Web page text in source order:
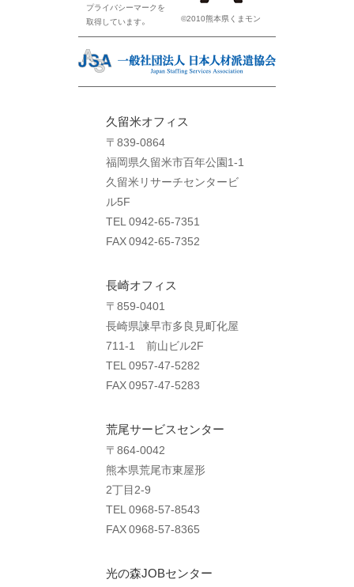
プライバシーマークを
取得しています。
©2010熊本県くまモン
久留米オフィス
〒839-0864
福岡県久留米市百年公園1-1
久留米リサーチセンタービ
ル5F
TEL 0942-65-7351
FAX 0942-65-7352
長崎オフィス
〒859-0401
長崎県諫早市多良見町化屋
711-1 前山ビル2F
TEL 0957-47-5282
FAX 0957-47-5283
荒尾サービスセンター
〒864-0042
熊本県荒尾市東屋形
2丁目2-9
TEL 0968-57-8543
FAX 0968-57-8365
光の森JOBセンター